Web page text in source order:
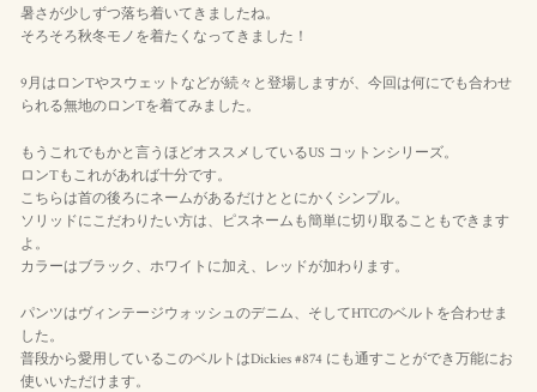
暑さが少しずつ落ち着いてきましたね。
そろそろ秋冬モノを着たくなってきました！
9月はロンTやスウェットなどが続々と登場しますが、今回は何にでも合わせ
られる無地のロンTを着てみました。
もうこれでもかと言うほどオススメしているUS コットンシリーズ。
ロンTもこれがあれば十分です。
こちらは首の後ろにネームがあるだけととにかくシンプル。
ソリッドにこだわりたい方は、ピスネームも簡単に切り取ることもできます
よ。
カラーはブラック、ホワイトに加え、レッドが加わります。
パンツはヴィンテージウォッシュのデニム、そしてHTCのベルトを合わせま
した。
普段から愛用しているこのベルトはDickies #874 にも通すことができ万能にお
使いいただけます。